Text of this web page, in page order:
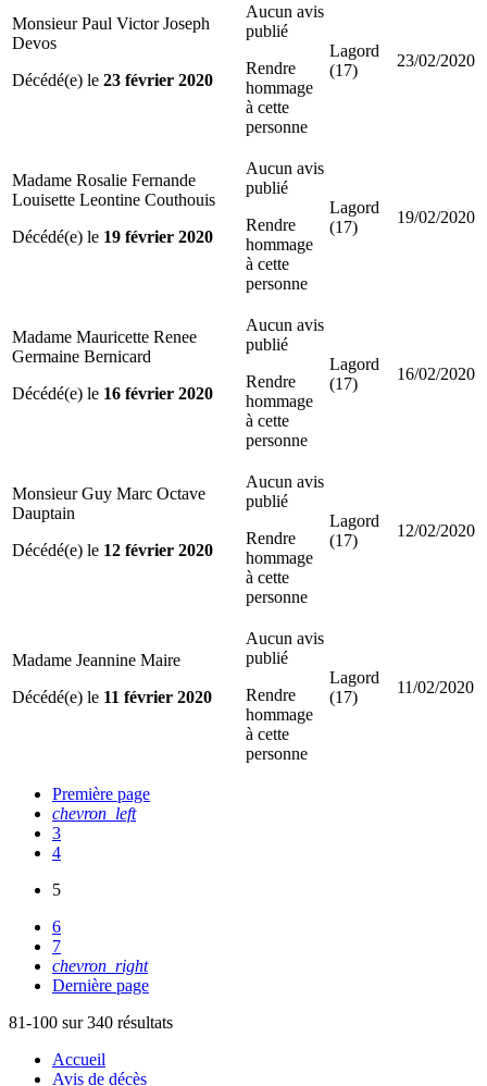
Monsieur Paul Victor Joseph
Devos
Décédé(e) le 23 février 2020
Aucun avis
publié
Rendre
hommage
à cette
personne
Lagord
(17)
23/02/2020
Madame Rosalie Fernande
Louisette Leontine Couthouis
Décédé(e) le 19 février 2020
Aucun avis
publié
Rendre
hommage
à cette
personne
Lagord
(17)
19/02/2020
Madame Mauricette Renee
Germaine Bernicard
Décédé(e) le 16 février 2020
Aucun avis
publié
Rendre
hommage
à cette
personne
Lagord
(17)
16/02/2020
Monsieur Guy Marc Octave
Dauptain
Décédé(e) le 12 février 2020
Aucun avis
publié
Rendre
hommage
à cette
personne
Lagord
(17)
12/02/2020
Madame Jeannine Maire
Décédé(e) le 11 février 2020
Aucun avis
publié
Rendre
hommage
à cette
personne
Lagord
(17)
11/02/2020
Première page
chevron_left
3
4
5
6
7
chevron_right
Dernière page
81-100 sur 340 résultats
Accueil
Avis de décès